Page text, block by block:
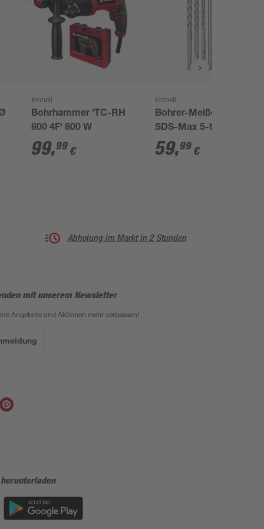
Einhell
Bohrhammer 'TC-RH
800 4F' 800 W
99,99 €
Einhell
Bohrer-Meißel-Set
SDS-Max 5-teilig
59,99 €
Abholung im Markt in 2 Stunden
mit unserem Newsletter
Angebote und Aktionen mehr verpassen!